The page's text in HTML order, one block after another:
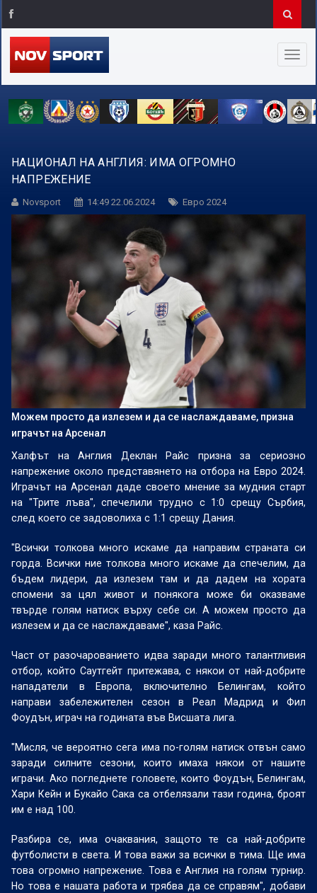
НАЦИОНАЛ НА АНГЛИЯ: ИМА ОГРОМНО
НАПРЕЖЕНИЕ
Novsport 14:49 22.06.2024 Евро 2024
Можем просто да излезем и да се наслаждаваме, призна
играчът на Арсенал
Халфът на Англия Деклан Райс призна за сериозно
напрежение около представянето на отбора на Евро 2024.
Играчът на Арсенал даде своето мнение за мудния старт
на "Трите лъва", спечелили трудно с 1:0 срещу Сърбия,
след което се задоволиха с 1:1 срещу Дания.
"Всички толкова много искаме да направим страната си
горда. Всички ние толкова много искаме да спечелим, да
бъдем лидери, да излезем там и да дадем на хората
спомени за цял живот и понякога може би оказваме
твърде голям натиск върху себе си. А можем просто да
излезем и да се наслаждаваме", каза Райс.
Част от разочарованието идва заради много талантливия
отбор, който Саутгейт притежава, с някои от най-добрите
нападатели в Европа, включително Белингам, който
направи забележителен сезон в Реал Мадрид и Фил
Фоудън, играч на годината във Висшата лига.
"Мисля, че вероятно сега има по-голям натиск отвън само
заради силните сезони, които имаха някои от нашите
играчи. Ако погледнете головете, които Фоудън, Белингам,
Хари Кейн и Букайо Сака са отбелязали тази година, броят
им е над 100.
Разбира се, има очаквания, защото те са най-добрите
футболисти в света. И това важи за всички в тима. Ще има
това огромно напрежение. Това е Англия на голям турнир.
Но това е нашата работа и трябва да се справям", добави